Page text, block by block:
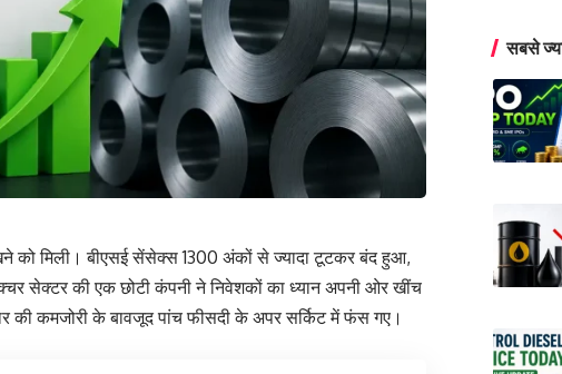
को मिली। बीएसई सेंसेक्स 1300 अंकों से ज्यादा टूटकर बंद हुआ,
सेक्टर की एक छोटी कंपनी ने निवेशकों का ध्यान अपनी ओर खींच
की कमजोरी के बावजूद पांच फीसदी के अपर सर्किट में फंस गए।
सबसे